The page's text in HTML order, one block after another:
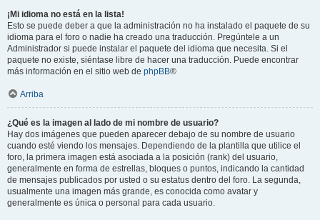
¡Mi idioma no está en la lista!
Esto se puede deber a que la administración no ha instalado el paquete de su
idioma para el foro o nadie ha creado una traducción. Pregúntele a un
Administrador si puede instalar el paquete del idioma que necesita. Si el
paquete no existe, siéntase libre de hacer una traducción. Puede encontrar
más información en el sitio web de phpBB®
Arriba
¿Qué es la imagen al lado de mi nombre de usuario?
Hay dos imágenes que pueden aparecer debajo de su nombre de usuario
cuando esté viendo los mensajes. Dependiendo de la plantilla que utilice el
foro, la primera imagen está asociada a la posición (rank) del usuario,
generalmente en forma de estrellas, bloques o puntos, indicando la cantidad
de mensajes publicados por usted o su estatus dentro del foro. La segunda,
usualmente una imagen más grande, es conocida como avatar y
generalmente es única o personal para cada usuario.